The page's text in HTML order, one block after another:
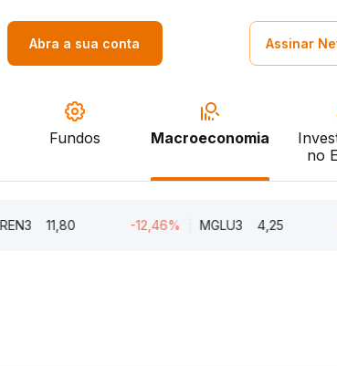
Abra a sua conta Assinar
Fundos Macroeconomia
no
11,80 -12,46% MGLU3 4,25 -